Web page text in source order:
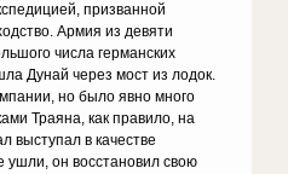
призванной
Армия из девяти
числа германских
Дунай через мост из лодок.
но было явно много
Траяна, как правило, на
выступал в качестве
ушли, он восстановил свою